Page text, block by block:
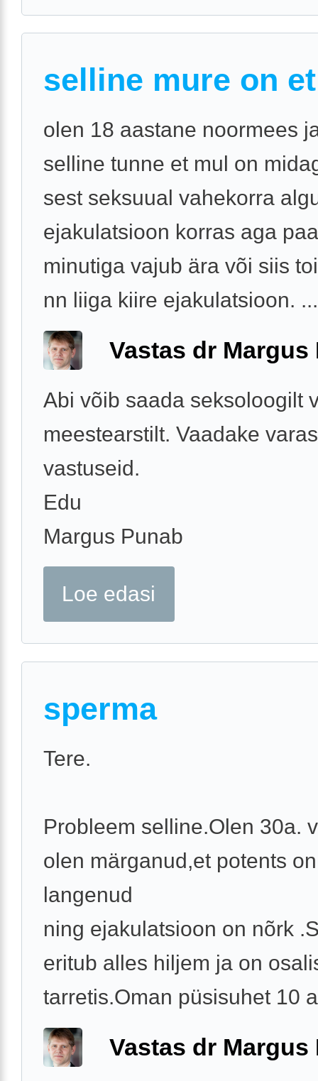
selline mure on
olen 18 aastane noormees
selline tunne et mul on
sest seksuual vahekorra
ejakulatsioon korras aga
minutiga vajub ära või siis
nn liiga kiire ejakulatsioon. ...
Vastas dr Margus
Abi võib saada seksoloogilt
meestearstilt. Vaadake
vastuseid.
Edu
Margus Punab
Loe edasi
sperma
Tere.
Probleem selline.Olen 30a.
olen märganud,et potents on
langenud
ning ejakulatsioon on nõrk
eritub alles hiljem ja on
tarretis.Oman püsisuhet 10
Vastas dr Margus